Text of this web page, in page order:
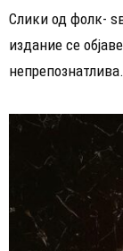
​Слики од фолк-
издание се